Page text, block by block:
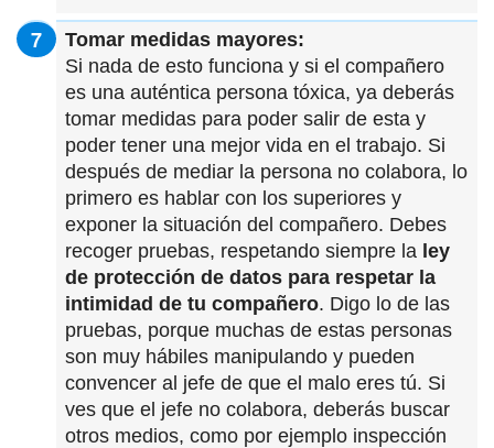
Tomar medidas mayores:
Si nada de esto funciona y si el compañero
es una auténtica persona tóxica, ya deberás
tomar medidas para poder salir de esta y
poder tener una mejor vida en el trabajo. Si
después de mediar la persona no colabora, lo
primero es hablar con los superiores y
exponer la situación del compañero. Debes
recoger pruebas, respetando siempre la ley
de protección de datos para respetar la
intimidad de tu compañero. Digo lo de las
pruebas, porque muchas de estas personas
son muy hábiles manipulando y pueden
convencer al jefe de que el malo eres tú. Si
ves que el jefe no colabora, deberás buscar
otros medios, como por ejemplo inspección